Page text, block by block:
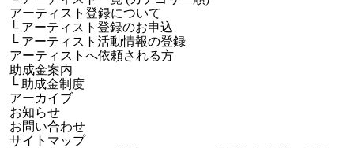
アーティスト登録について
└ アーティスト登録のお申込
└ アーティスト活動情報の登録
アーティストへ依頼される方
助成金案内
└ 助成金制度
アーカイブ
お知らせ
お問い合わせ
サイトマップ